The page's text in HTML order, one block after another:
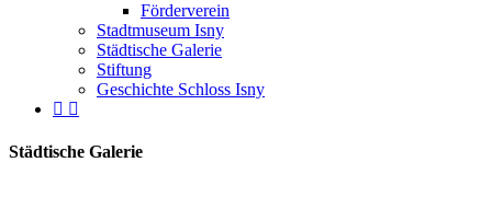
Förderverein
Stadtmuseum Isny
Städtische Galerie
Stiftung
Geschichte Schloss Isny
facebook
instagram
Städtische Galerie